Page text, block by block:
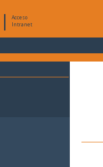
|
Acceso
Intranet